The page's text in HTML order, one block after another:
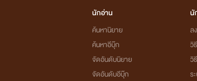
นักอ่าน
ค้นหานิยาย
ค้นหาอีบุ๊ก
จัดอันดับนิยาย
จัดอันดับอีบุ๊ก
นั
ล
วิ
วิ
ร